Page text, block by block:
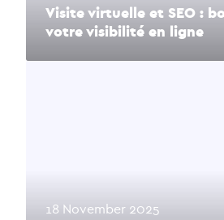
Visite virtuelle et SEO :
votre visibilité en ligne
18 November 2025